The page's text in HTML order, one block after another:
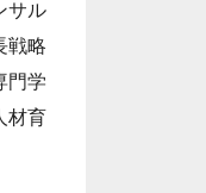
サル
戦略
門学
材育